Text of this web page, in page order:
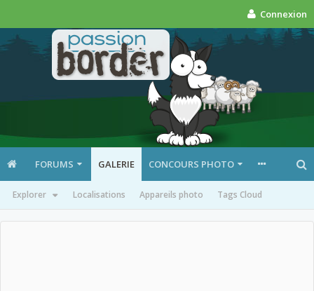
Connexion
FORUMS GALERIE
Explorer Localisations Appareils photo Tags Cloud
CONCOURS PHOTO